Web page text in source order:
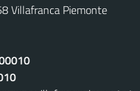
Villafranca Piemonte